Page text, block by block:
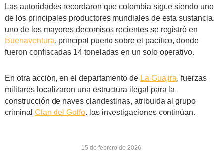
Las autoridades recordaron que colombia sigue siendo uno
de los principales productores mundiales de esta sustancia.
uno de los mayores decomisos recientes se registró en
Buenaventura, principal puerto sobre el pacífico, donde
fueron confiscadas 14 toneladas en un solo operativo.
En otra acción, en el departamento de La Guajira, fuerzas
militares localizaron una estructura ilegal para la
construcción de naves clandestinas, atribuida al grupo
criminal Clan del Golfo. las investigaciones continúan.
15 de febrero de 2026